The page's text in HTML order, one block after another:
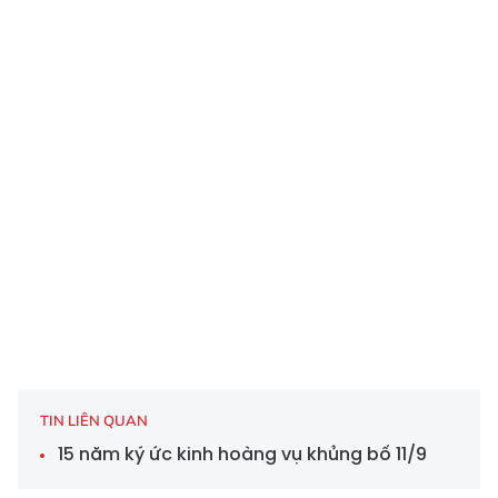
TIN LIÊN QUAN
15 năm ký ức kinh hoàng vụ khủng bố 11/9